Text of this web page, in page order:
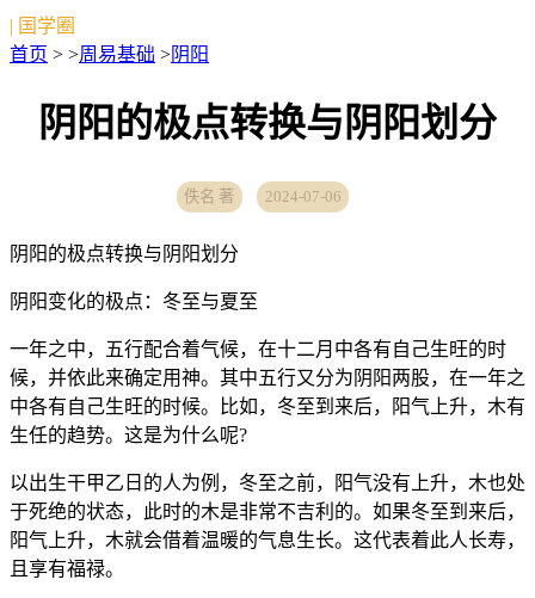
| 国学圈
首页 > >周易基础 >阴阳
阴阳的极点转换与阴阳划分
佚名 著 2024-07-06
阴阳的极点转换与阴阳划分
阴阳变化的极点：冬至与夏至
一年之中，五行配合着气候，在十二月中各有自己生旺的时
候，并依此来确定用神。其中五行又分为阴阳两股，在一年之
中各有自己生旺的时候。比如，冬至到来后，阳气上升，木有
生任的趋势。这是为什么呢?
以出生干甲乙日的人为例，冬至之前，阳气没有上升，木也处
于死绝的状态，此时的木是非常不吉利的。如果冬至到来后，
阳气上升，木就会借着温暖的气息生长。这代表着此人长寿，
且享有福禄。